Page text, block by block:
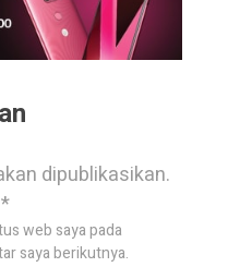
dipublikasikan.
*
web saya pada
saya berikutnya.